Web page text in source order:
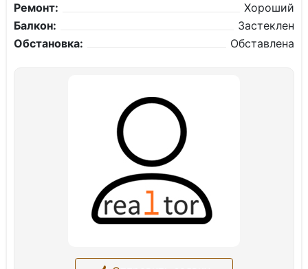
Ремонт:
Хороший
Балкон:
Застеклен
Обстановка:
Обставлена